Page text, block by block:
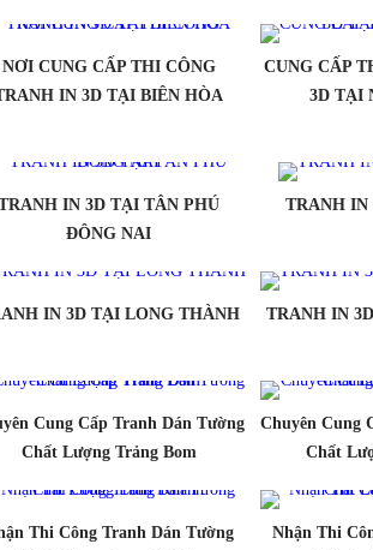
NƠI CUNG CẤP THI CÔNG
IN 3D TẠI BIÊN HÒA
CUNG CẤP
3D TẠI
IN 3D TẠI TÂN PHÚ
ĐÔNG NAI
TRANH IN
IN 3D TẠI LONG THÀNH TRANH IN
Cung Cấp Tranh Dán Tường
Chất Lượng Trảng Bom
Chuyên Cung
Chất
Thi Công Tranh Dán Tường
Nhận Thi